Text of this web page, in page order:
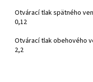
Otvárací tlak spätného
0,12
Otvárací tlak obehového
2,2